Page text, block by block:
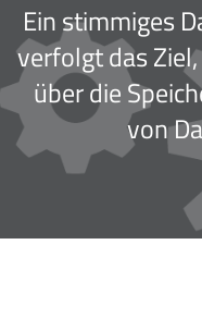
Ein stimmiges
verfolgt das
über die
von